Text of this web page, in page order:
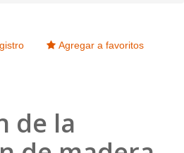
Agregar a favoritos
de la